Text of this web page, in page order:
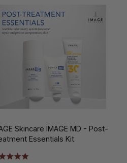
Skincare IMAGE MD - Post-
Essentials Kit